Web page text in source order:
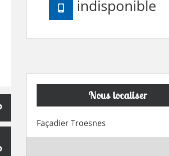
indisponible
Nous localiser
Façadier Troesnes